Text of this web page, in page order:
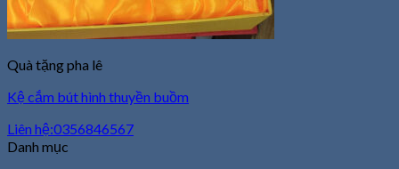
Quà tặng pha lê
Kệ cắm bút hình thuyền buồm
Liên hệ:0356846567
Danh mục